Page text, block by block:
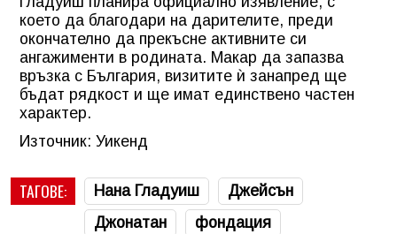
което да благодари на дарителите, преди
окончателно да прекъсне активните си
ангажименти в родината. Макар да запазва
връзка с България, визитите ѝ занапред ще
бъдат рядкост и ще имат единствено частен
характер.
Източник: Уикенд
ТАГОВЕ: Нана Гладуиш
Джейсън
Джонатан
фондация